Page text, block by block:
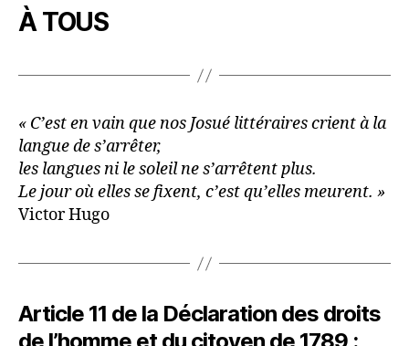
À TOUS
« C’est en vain que nos Josué littéraires crient à la
langue de s’arrêter,
les langues ni le soleil ne s’arrêtent plus.
Le jour où elles se fixent, c’est qu’elles meurent. »
Victor Hugo
Article 11 de la Déclaration des droits